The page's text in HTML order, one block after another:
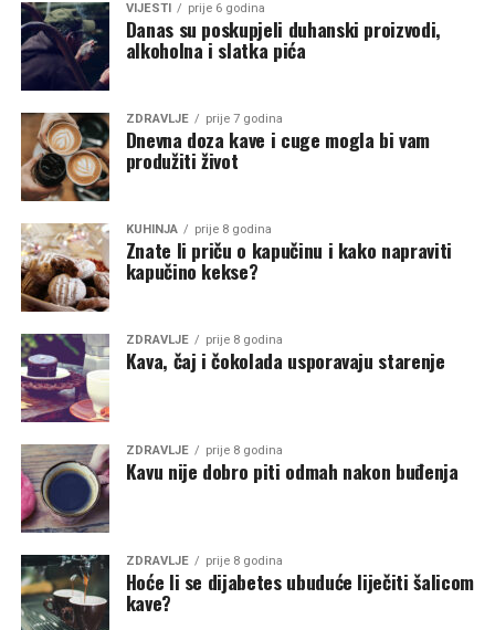
VIJESTI prije 6 godina
Danas su poskupjeli duhanski proizvodi,
alkoholna i slatka pića
ZDRAVLJE prije 7 godina
Dnevna doza kave i cuge mogla bi vam
produžiti život
KUHINJA prije 8 godina
Znate li priču o kapučinu i kako napraviti
kapučino kekse?
ZDRAVLJE prije 8 godina
Kava, čaj i čokolada usporavaju starenje
ZDRAVLJE prije 8 godina
Kavu nije dobro piti odmah nakon buđenja
ZDRAVLJE prije 8 godina
Hoće li se dijabetes ubuduće liječiti šalicom
kave?